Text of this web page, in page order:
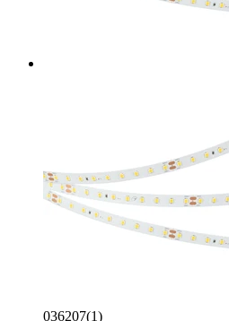
036207(1)